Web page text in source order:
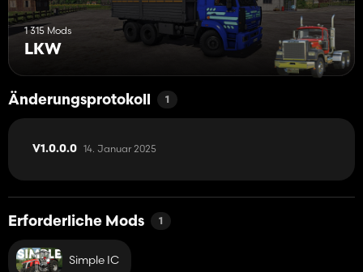
1 315 Mods
LKW
Änderungsprotokoll 1
V1.0.0.0 14. Januar 2025
Erforderliche Mods 1
Simple IC